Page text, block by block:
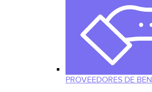
PROVEEDORES DE